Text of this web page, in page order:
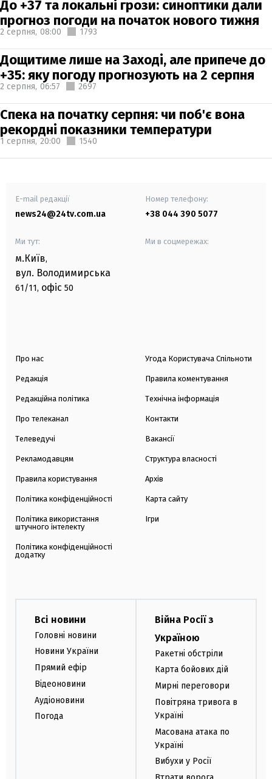
До +37 та локальні грози: синоптики дали
прогноз погоди на початок нового тижня
2 серпня, 08:00 1793
Дощитиме лише на Заході, але припече до
+35: яку погоду прогнозують на 2 серпня
2 серпня, 06:57 2697
Спека на початку серпня: чи поб'є вона
рекордні показники температури
1 серпня, 20:00 1540
E-mail редакції
news24@24tv.com.ua
Номер телефону:
+38 044 390 5077
Ми тут:
м.Київ,
вул. Володимирська
61/11, офіс 50
Ми в соцмережах:
Про нас
Редакція
Редакційна політика
Про телеканал
Телеведучі
Рекламодавцям
Правила користування
Політика конфіденційності
Політика використання
штучного інтелекту
Політика конфіденційності
додатку
Угода Користувача Спільноти
Правила коментування
Технічна інформація
Контакти
Вакансії
Структура власності
Архів
Карта сайту
Ігри
Всі новини
Головні новини
Новини України
Прямий ефір
Відеоновини
Аудіоновини
Погода
Війна Росії з
Україною
Ракетні обстріли
Карта бойових дій
Мирні переговори
Повітряна тривога в
Україні
Масована атака по
Україні
Вибухи у Росії